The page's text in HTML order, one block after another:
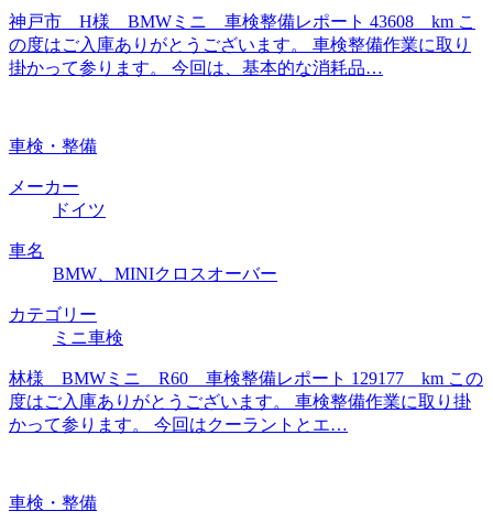
神戸市 H様 BMWミニ 車検整備レポート 43608 km こ
の度はご入庫ありがとうございます。 車検整備作業に取り
掛かって参ります。 今回は、基本的な消耗品…
車検・整備
メーカー
ドイツ
車名
BMW、MINIクロスオーバー
カテゴリー
ミニ車検
林様 BMWミニ R60 車検整備レポート 129177 km この
度はご入庫ありがとうございます。 車検整備作業に取り掛
かって参ります。 今回はクーラントとエ…
車検・整備